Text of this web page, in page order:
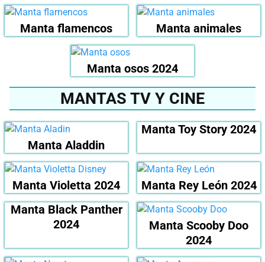
Manta flamencos Manta animales
Manta osos 2024
MANTAS TV Y CINE
Manta Aladdin
Manta Toy Story 2024
Manta Violetta 2024
Manta Rey León 2024
Manta Black Panther
2024
Manta Scooby Doo
2024